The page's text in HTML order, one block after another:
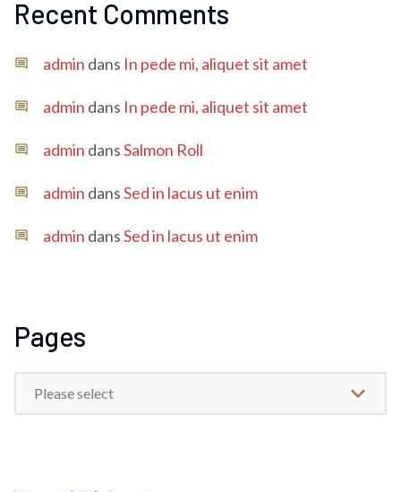
Recent Comments
admin dans In pede mi, aliquet sit amet
admin dans In pede mi, aliquet sit amet
admin dansSalmon Roll
admin dansSed in lacus ut enim
admin dansSed in lacus ut enim
Pages
Please select